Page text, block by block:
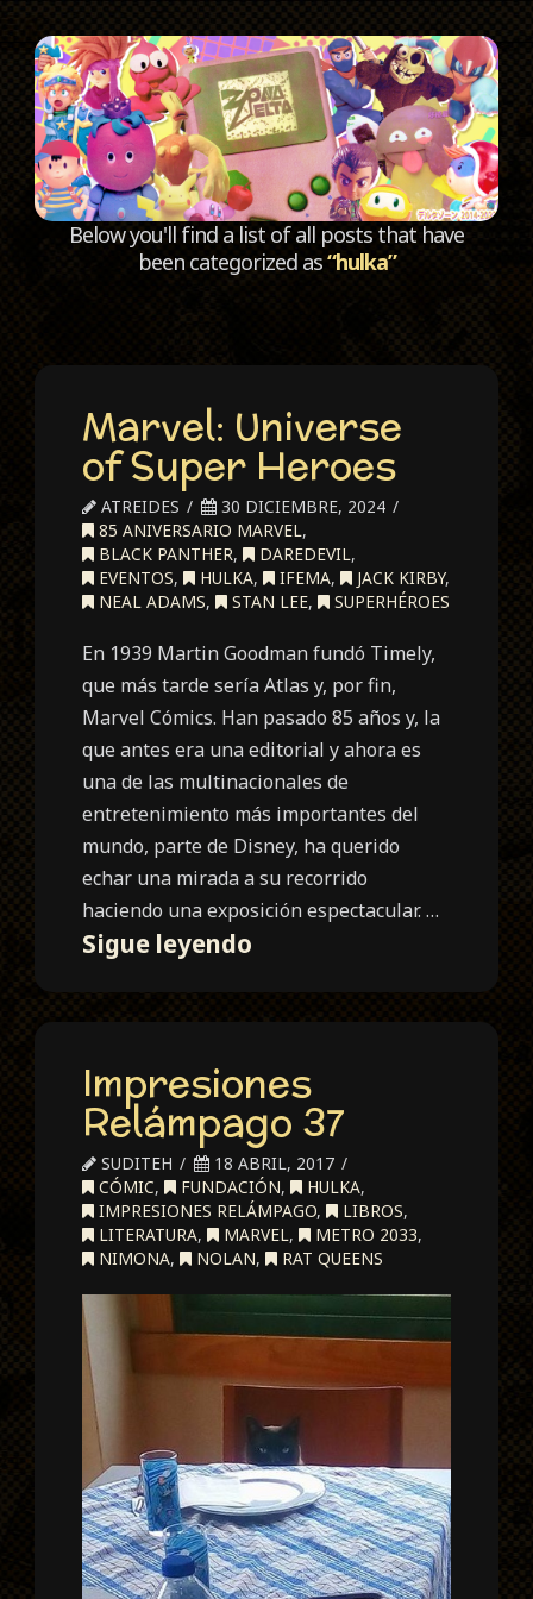
Below you'll find a list of all posts that have
been categorized as“hulka”
Marvel: Universe
of Super Heroes
ATREIDES
30 DICIEMBRE, 2024
85 ANIVERSARIO MARVEL,
BLACK PANTHER, DAREDEVIL,
EVENTOS, HULKA, IFEMA, JACK KIRBY,
NEAL ADAMS, STAN LEE, SUPERHÉROES
En 1939 Martin Goodman fundó Timely,
que más tarde sería Atlas y, por fin,
Marvel Cómics. Han pasado 85 años y, la
que antes era una editorial y ahora es
una de las multinacionales de
entretenimiento más importantes del
mundo, parte de Disney, ha querido
echar una mirada a su recorrido
haciendo una exposición espectacular. …
Sigue leyendo
Heroes
Impresiones
Relámpago 37
SUDITEH
18 ABRIL, 2017
CÓMIC, FUNDACIÓN, HULKA,
IMPRESIONES RELÁMPAGO, LIBROS,
LITERATURA, MARVEL, METRO 2033,
NIMONA, NOLAN, RAT QUEENS